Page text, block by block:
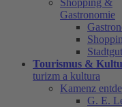
Shopping &
Gastronomie
Tourismus &
turizm a kultura
Kamenz
G. E.